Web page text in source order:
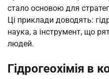
стало основою для
Ці приклади доводять:
наука, а інструмент, що
людей.
Гідрогеохімія в